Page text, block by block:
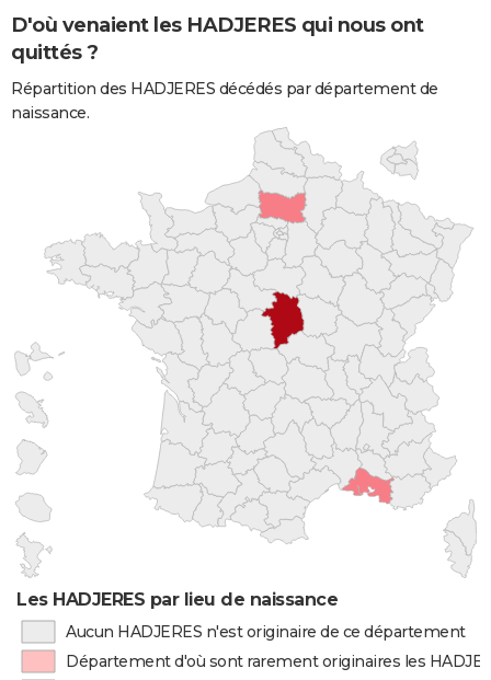
D'où venaient les HADJERES qui nous ont
quittés ?
Répartition des HADJERES décédés par département de
naissance.
Les HADJERES par lieu de naissance
Aucun HADJERES n'est originaire de ce département
Département d'où sont rarement originaires les